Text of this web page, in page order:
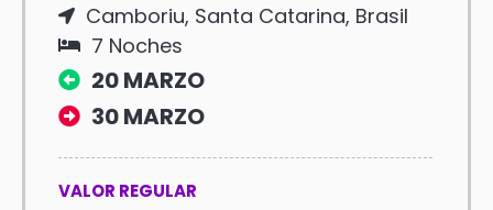
Camboriu, Santa Catarina, Brasil
7 Noches
20 MARZO
30 MARZO
VALOR REGULAR